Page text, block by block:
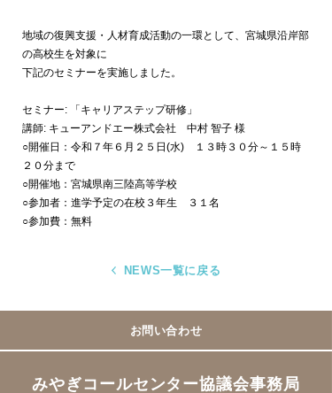
地域の復興支援・人材育成活動の一環として、宮城県沿岸部
の高校生を対象に
下記のセミナーを実施しました。
セミナー: 「キャリアステップ研修」
講師: キューアンドエー株式会社 中村 智子 様
○開催日：令和７年６月２５日(水) １３時３０分～１５時
２０分まで
○開催地：宮城県南三陸高等学校
○参加者：進学予定の在校３年生 ３１名
○参加費：無料
NEWS一覧に戻る
お問い合わせ
みやぎコールセンター協議会事務局